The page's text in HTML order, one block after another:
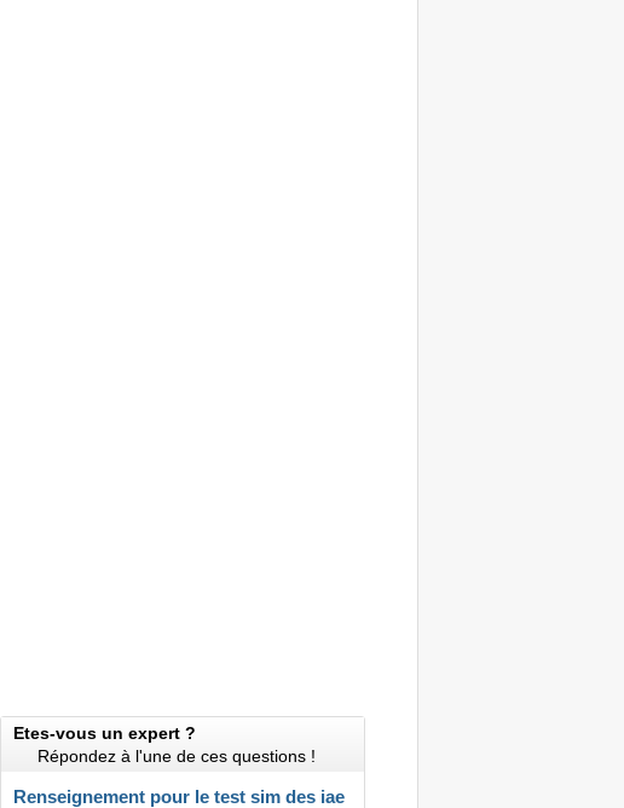
Etes-vous un expert ?
Répondez à l'une de ces questions !
Renseignement pour le test sim des iae